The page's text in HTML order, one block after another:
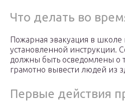
Что делать во
Пожарная эвакуация в школе
установленной инструкции.
должны быть осведомлены о
грамотно вывести людей из
Первые действия